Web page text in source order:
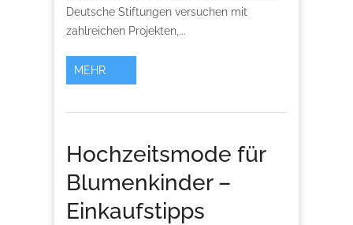
Deutsche Stiftungen versuchen mit
zahlreichen Projekten,...
MEHR
Hochzeitsmode für
Blumenkinder –
Einkaufstipps